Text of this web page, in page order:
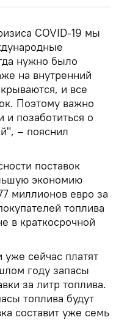
COVID-19 мы
нужно было
на внутренний
и все
Поэтому важно
и позаботиться о
– пояснил
поставок
экономию
миллионов евро за
топлива
в краткосрочной
сейчас платят
году запасы
за литр топлива.
топлива будут
составит уже семь